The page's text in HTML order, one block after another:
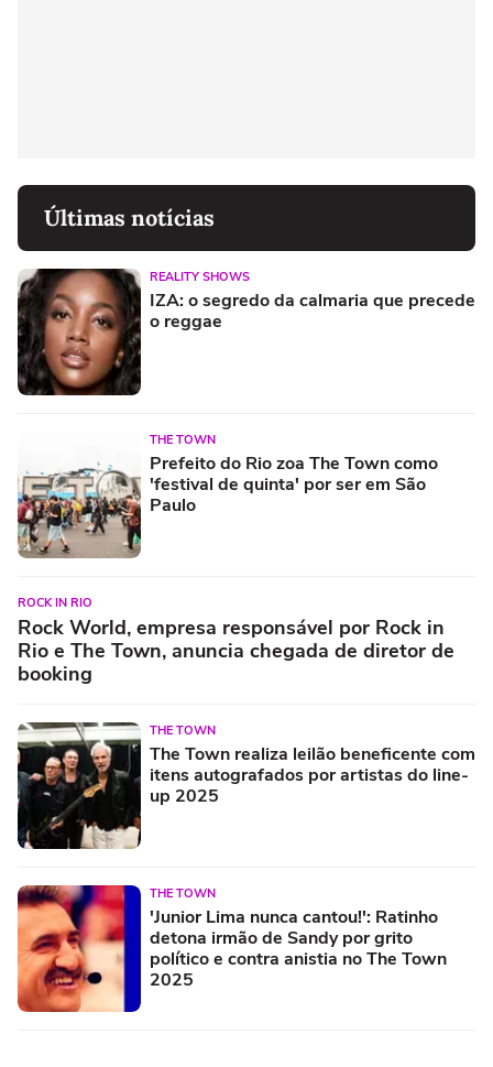
Últimas notícias
REALITY SHOWS
IZA: o segredo da calmaria que precede
o reggae
THE TOWN
Prefeito do Rio zoa The Town como
'festival de quinta' por ser em São
Paulo
ROCK IN RIO
Rock World, empresa responsável por Rock in
Rio e The Town, anuncia chegada de diretor de
booking
THE TOWN
The Town realiza leilão beneficente com
itens autografados por artistas do line-
up 2025
THE TOWN
'Junior Lima nunca cantou!': Ratinho
detona irmão de Sandy por grito
político e contra anistia no The Town
2025